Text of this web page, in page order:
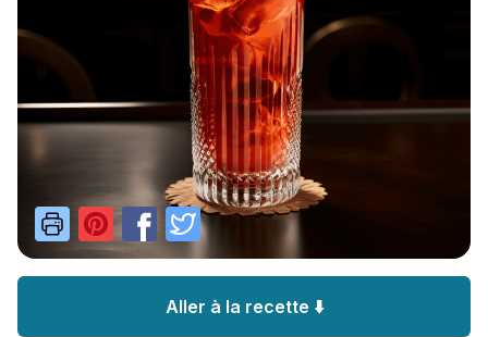
Aller à la recette ⬇️